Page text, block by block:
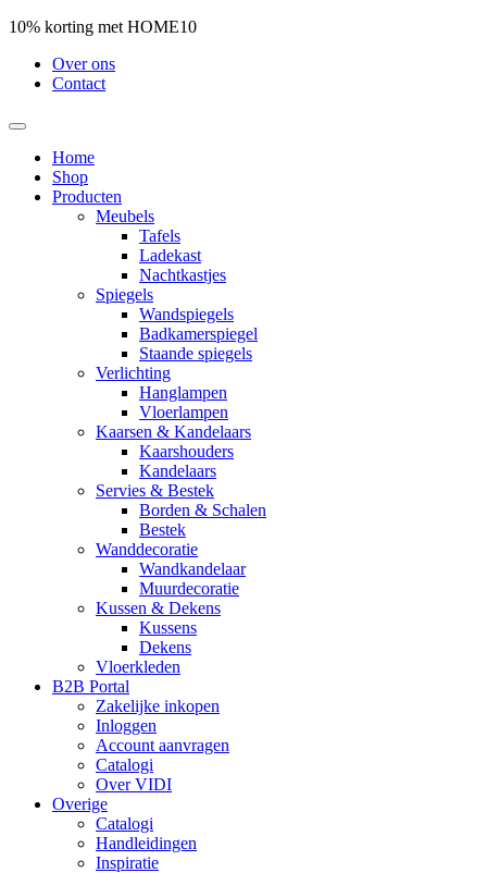
10% korting met HOME10
Over ons
Contact
Home
Shop
Producten
Meubels
Tafels
Ladekast
Nachtkastjes
Spiegels
Wandspiegels
Badkamerspiegel
Staande spiegels
Verlichting
Hanglampen
Vloerlampen
Kaarsen & Kandelaars
Kaarshouders
Kandelaars
Servies & Bestek
Borden & Schalen
Bestek
Wanddecoratie
Wandkandelaar
Muurdecoratie
Kussen & Dekens
Kussens
Dekens
Vloerkleden
B2B Portal
Zakelijke inkopen
Inloggen
Account aanvragen
Catalogi
Over VIDI
Overige
Catalogi
Handleidingen
Inspiratie